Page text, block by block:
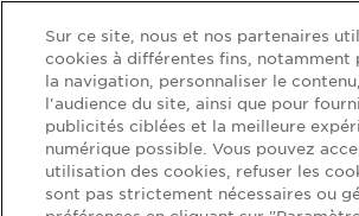
Aide
FAQ Nous contacter
Suivez-nous sur :
Sur ce site, nous et nos partenaires
cookies à différentes fins, notamment
la navigation, personnaliser le
l'audience du site, ainsi que pour
publicités ciblées et la meilleure
numérique possible. Vous pouvez
utilisation des cookies, refuser les
sont pas strictement nécessaires ou